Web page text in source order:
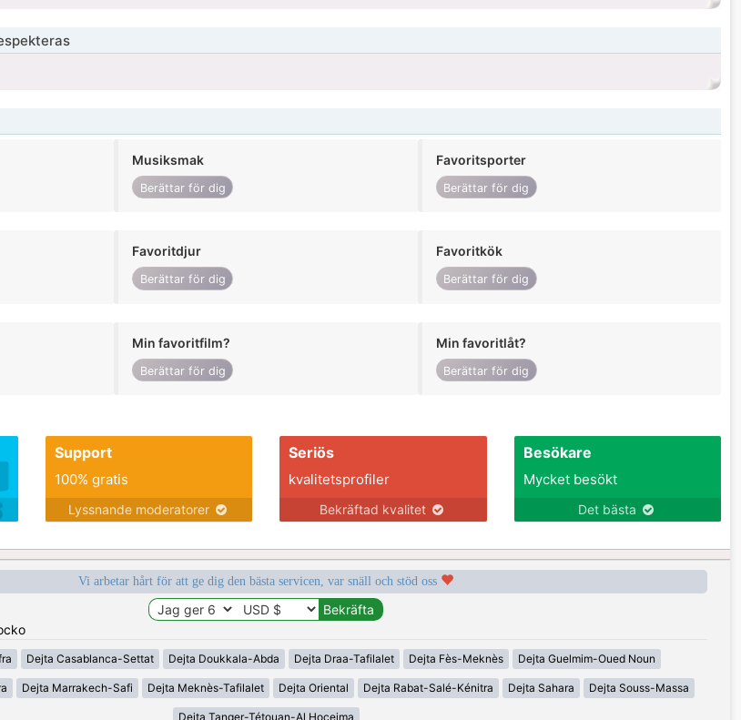
Musiksmak
Berättar för dig
Favoritsporter
Berättar för dig
Favoritdjur
Berättar för dig
Favoritkök
Berättar för dig
Min favoritfilm?
Berättar för dig
Min favoritlåt?
Berättar för dig
Support
100% gratis
Lyssnande moderatorer
Seriös
kvalitetsprofiler
Bekräftad kvalitet
Besökare
Mycket besökt
Det bästa
Vi arbetar hårt för att ge dig den bästa servicen, var snäll och stöd oss
Dejta Casablanca-Settat Dejta Doukkala-Abda Dejta Draa-Tafilalet Dejta Fès-Meknès Dejta Guelmim-Oued Noun
Dejta Marrakech-Safi Dejta Meknès-Tafilalet Dejta Oriental Dejta Rabat-Salé-Kénitra Dejta Sahara Dejta Souss-Massa
Dejta Tanger-Tétouan-Al Hoceima